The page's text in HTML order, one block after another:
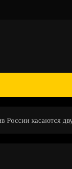
России касаются